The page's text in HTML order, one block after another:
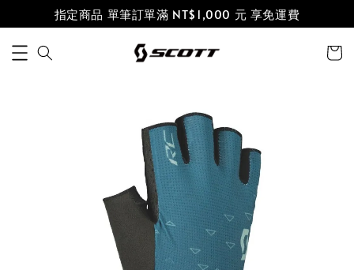
指定商品 單筆訂單滿 NT$1,000 元 享免運費